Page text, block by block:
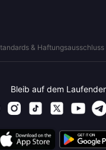
& Haftungsausschluss
Bleib auf dem